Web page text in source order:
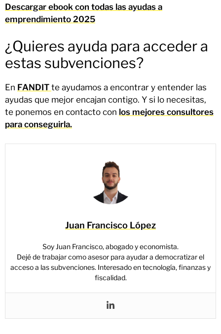
Descargar ebook con todas las ayudas a
emprendimiento 2025
¿Quieres ayuda para acceder a
estas subvenciones?
En FANDIT te ayudamos a encontrar y entender las
ayudas que mejor encajan contigo. Y si lo necesitas,
te ponemos en contacto con los mejores consultores
para conseguirla.
Juan Francisco López
Soy Juan Francisco, abogado y economista.
Dejé de trabajar como asesor para ayudar a democratizar el
acceso a las subvenciones. Interesado en tecnología, finanzas y
fiscalidad.